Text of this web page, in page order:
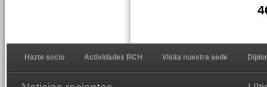
Hazte socio Actividades RCH Visita nuestra sede